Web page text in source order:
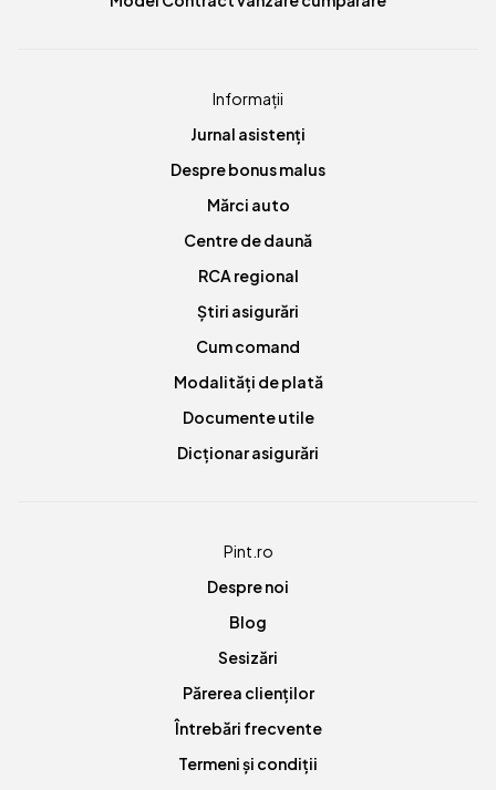
Informații
Jurnal asistenți
Despre bonus malus
Mărci auto
Centre de daună
RCA regional
Știri asigurări
Cum comand
Modalități de plată
Documente utile
Dicționar asigurări
Pint.ro
Despre noi
Blog
Sesizări
Părerea clienților
Întrebări frecvente
Termeni și condiții